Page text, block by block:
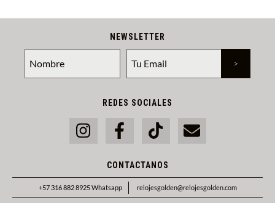
NEWSLETTER
REDES SOCIALES
CONTACTANOS
+57 316 882 8925 Whatsapp relojesgolden@relojesgolden.com